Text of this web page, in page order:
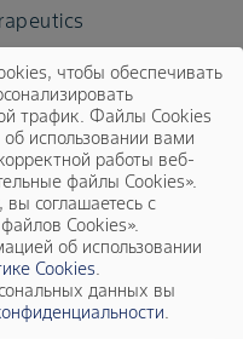
терапии
возрастной
дегенерацией
Therapeutics
совместным
Dynamics и
Гэмма со
чтобы обеспечивать
трафик. Файлы Cookies
использовании вами
работы веб-
файлы Cookies».
соглашаетесь с
Cookies».
об использовании
Cookies.
данных вы
.